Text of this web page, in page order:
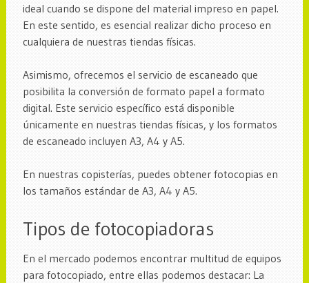
ideal cuando se dispone del material impreso en papel.
En este sentido, es esencial realizar dicho proceso en
cualquiera de nuestras tiendas físicas.
Asimismo, ofrecemos el servicio de escaneado que
posibilita la conversión de formato papel a formato
digital. Este servicio específico está disponible
únicamente en nuestras tiendas físicas, y los formatos
de escaneado incluyen A3, A4 y A5.
En nuestras copisterías, puedes obtener fotocopias en
los tamaños estándar de A3, A4 y A5.
Tipos de fotocopiadoras
En el mercado podemos encontrar multitud de equipos
para fotocopiado, entre ellas podemos destacar: La